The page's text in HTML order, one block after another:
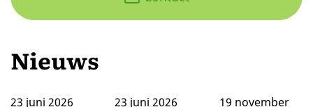
Nieuws
23 juni 2026 23 juni 2026 19 november